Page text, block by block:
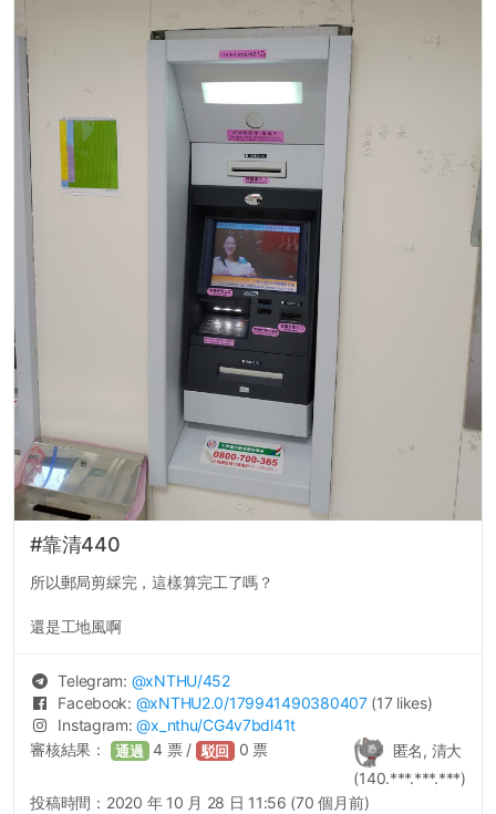
#靠清440
所以郵局剪綵完，這樣算完工了嗎？
還是工地風啊
Telegram: @xNTHU/452
Facebook: @xNTHU2.0/179941490380407 (17 likes)
Instagram:@x_nthu/CG4v7bdl41t
匿名, 清大
(140.***.***.***)
審核結果： 通過 4 票 / 駁回 0 票
投稿時間： 2020 年 10 月 28 日 11:56 (70 個月前)